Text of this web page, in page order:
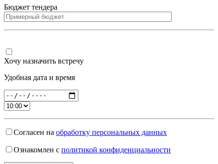
Бюджет тендера
Хочу назначить встречу
Удобная дата и время
Согласен на обработку персональных данных
Ознакомлен с политикой конфиденциальности